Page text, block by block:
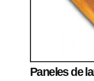
Paneles de